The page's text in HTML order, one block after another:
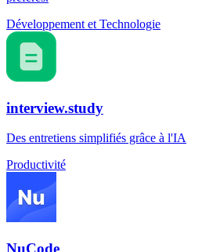
Développement et Technologie
interview.study
Des entretiens simplifiés grâce à l'IA
Productivité
NuCode